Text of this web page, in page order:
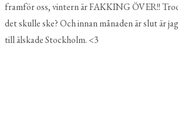
framför oss, vintern är FAKKING ÖVER!!
det skulle ske? Och innan månaden är slut är
till älskade Stockholm. <3